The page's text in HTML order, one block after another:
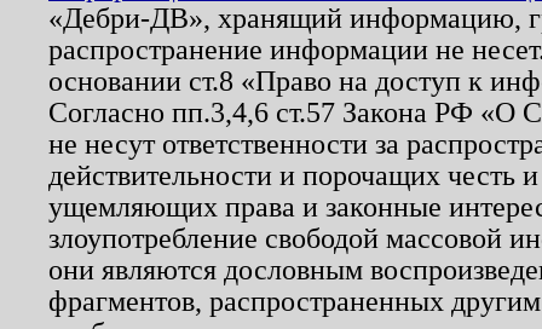
«Дебри-ДВ», хранящий информацию,
распространение информации не
основании ст.8 «Право на доступ к
Согласно пп.3,4,6 ст.57 Закона РФ «О
не несут ответственности за
действительности и порочащих честь
ущемляющих права и законные
злоупотребление свободой массовой
они являются дословным
фрагментов, распространенных